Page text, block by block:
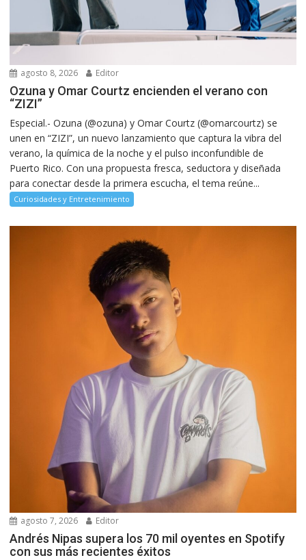
agosto 8, 2026 Editor
Ozuna y Omar Courtz encienden el verano con
“ZIZI”
Especial.- Ozuna (@ozuna) y Omar Courtz (@omarcourtz) se
unen en “ZIZI”, un nuevo lanzamiento que captura la vibra del
verano, la química de la noche y el pulso inconfundible de
Puerto Rico. Con una propuesta fresca, seductora y diseñada
para conectar desde la primera escucha, el tema reúne...
Curiosidades y Entretenimiento
agosto 7, 2026 Editor
Andrés Nipas supera los 70 mil oyentes en Spotify
con sus más recientes éxitos